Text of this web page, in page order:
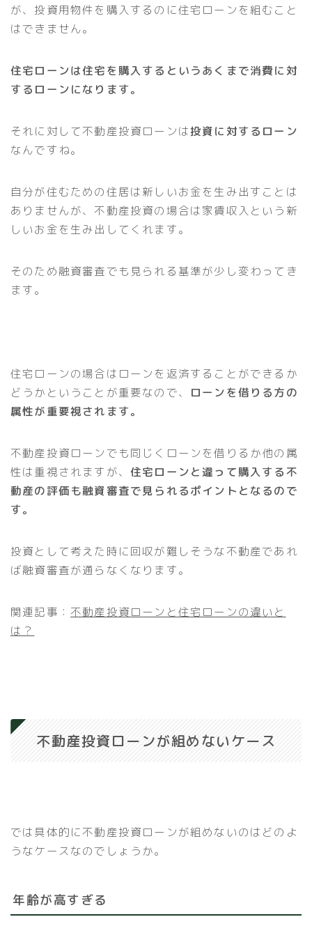
が、投資用物件を購入するのに住宅ローンを組むこと
はできません。
住宅ローンは住宅を購入するというあくまで消費に対
するローンになります。
それに対して不動産投資ローンは投資に対するローン
なんですね。
自分が住むための住居は新しいお金を生み出すことは
ありませんが、不動産投資の場合は家賃収入という新
しいお金を生み出してくれます。
そのため融資審査でも見られる基準が少し変わってき
ます。
住宅ローンの場合はローンを返済することができるか
どうかということが重要なので、 ローンを借りる方の
属性が重要視されます。
不動産投資ローンでも同じくローンを借りるか他の属
性は重視されますが、 住宅ローンと違って購入する不
動産の評価も融資審査で見られるポイントとなるので
す。
投資として考えた時に回収が難しそうな不動産であれ
ば融資審査が通らなくなります。
関連記事： 不動産投資ローンと住宅ローンの違いと
は？
不動産投資ローンが組めないケース
では具体的に不動産投資ローンが組めないのはどのよ
うなケースなのでしょうか。
年齢が高すぎる